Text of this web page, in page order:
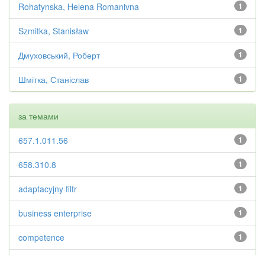
1
Rohatynska, Helena Romanivna
1
Szmitka, Stanisław
1
Дмуховський, Роберт
1
Шмітка, Станіслав
за темами
1
657.1.011.56
1
658.310.8
1
adaptacyjny filtr
1
business enterprise
1
competence